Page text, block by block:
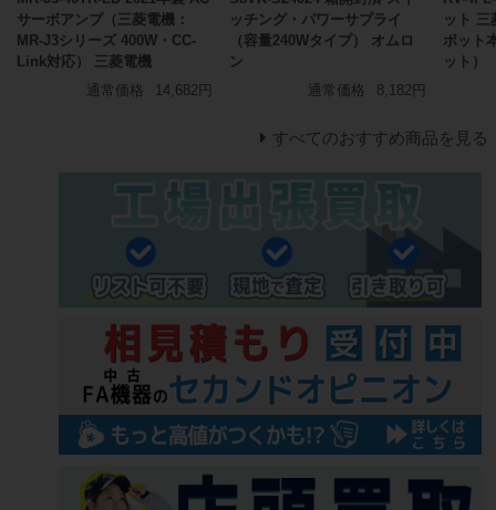
サーボアンプ（三菱電機：
MR-J3シリーズ 400W・CC-
Link対応） 三菱電機
通常価格
14,682円
ッチング・パワーサプライ
（容量240Wタイプ） オムロ
ン
通常価格
8,182円
ット 三
ボット
ット）
すべてのおすすめ商品を見る